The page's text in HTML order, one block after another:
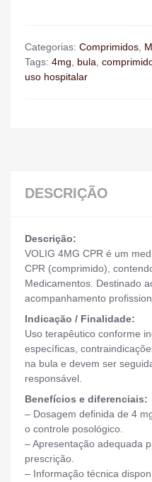
Categorias: Comprimidos,
Tags: 4mg, bula,
uso hospitalar
DESCRIÇÃO
Descrição:
VOLIG 4MG CPR é um
CPR (comprimido),
Medicamentos. Destinado
acompanhamento
Indicação / Finalidade:
Uso terapêutico conforme
específicas,
na bula e devem ser
responsável.
Benefícios e diferenciais:
– Dosagem definida de 4
o controle posológico.
– Apresentação adequada
prescrição.
– Informação técnica